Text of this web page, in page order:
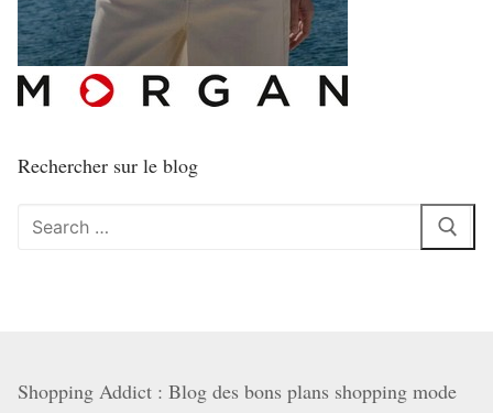
Rechercher sur le blog
Rechercher
Shopping Addict : Blog des bons plans shopping mode